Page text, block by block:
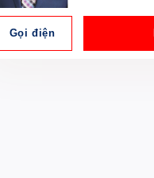
Gọi điện